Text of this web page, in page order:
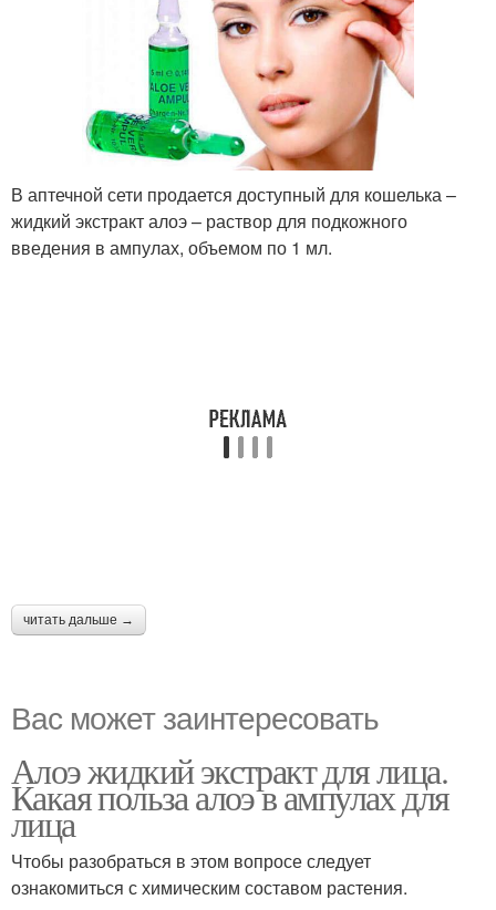
В аптечной сети продается доступный для кошелька –
жидкий экстракт алоэ – раствор для подкожного
введения в ампулах, объемом по 1 мл.
читать дальше →
Вас может заинтересовать
Алоэ жидкий экстракт для лица.
Какая польза алоэ в ампулах для
лица
Чтобы разобраться в этом вопросе следует
ознакомиться с химическим составом растения.